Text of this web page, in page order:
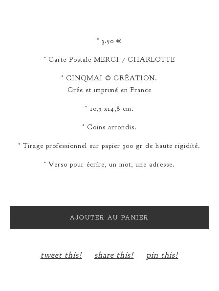
° 3.50 €
° Carte Postale MERCI / CHARLOTTE
° CINQMAI © CRÉATION.
Crée et imprimé en France
° 10,5 x14,8 cm.
° Coins arrondis.
° Tirage professionnel sur papier 300 gr de haute rigidité.
° Verso pour écrire, un mot, une adresse.
AJOUTER AU PANIER
tweet this! share this! pin this!